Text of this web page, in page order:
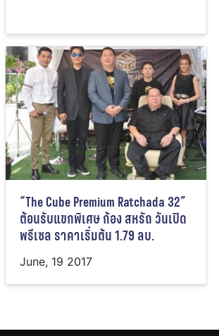
“The Cube Premium Ratchada 32”
ต้อนรับแขกพิเศษ ก้อง สหรัถ วันเปิด
พรีเซล ราคาเริ่มต้น 1.79 ลบ.
June, 19 2017